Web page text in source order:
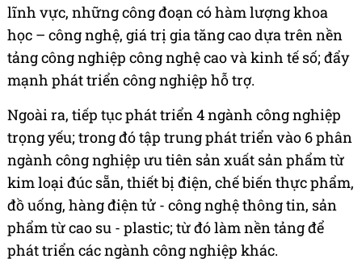
lĩnh vực, những công đoạn có hàm lượng khoa
học – công nghệ, giá trị gia tăng cao dựa trên nền
tảng công nghiệp công nghệ cao và kinh tế số; đẩy
mạnh phát triển công nghiệp hỗ trợ.
Ngoài ra, tiếp tục phát triển 4 ngành công nghiệp
trọng yếu; trong đó tập trung phát triển vào 6 phân
ngành công nghiệp ưu tiên sản xuất sản phẩm từ
kim loại đúc sẵn, thiết bị điện, chế biến thực phẩm,
đồ uống, hàng điện tử - công nghệ thông tin, sản
phẩm từ cao su - plastic; từ đó làm nền tảng để
phát triển các ngành công nghiệp khác.